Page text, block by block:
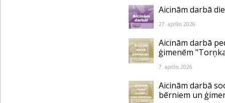
Aicinām darbā
27. aprīlis 2026
Aicinām darbā
ģimenēm
7. aprīlis 2026
Aicinām darbā
bērniem un